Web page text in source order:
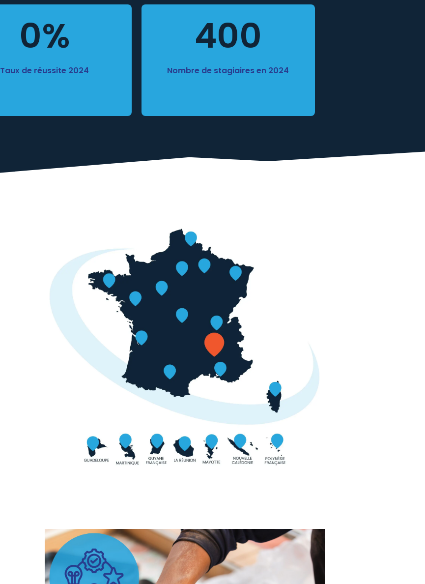
0%
Taux de réussite 2024
400
Nombre de stagiaires en 2024